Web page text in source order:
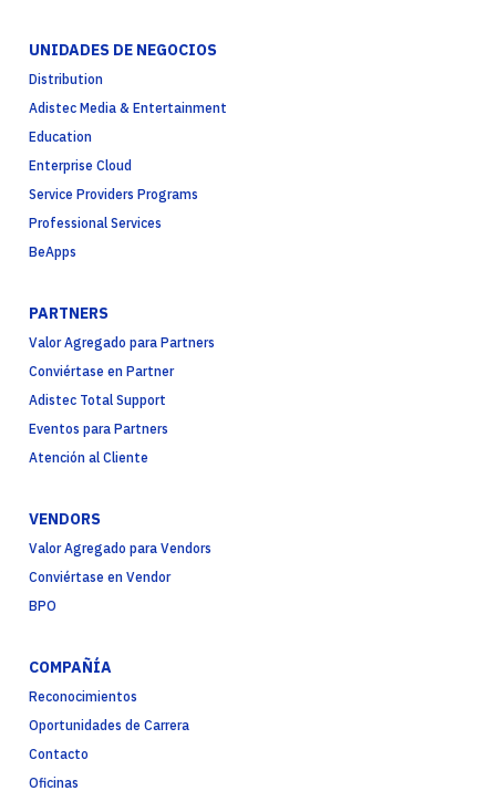
UNIDADES DE NEGOCIOS
Distribution
Adistec Media & Entertainment
Education
Enterprise Cloud
Service Providers Programs
Professional Services
BeApps
PARTNERS
Valor Agregado para Partners
Conviértase en Partner
Adistec Total Support
Eventos para Partners
Atención al Cliente
VENDORS
Valor Agregado para Vendors
Conviértase en Vendor
BPO
COMPAÑÍA
Reconocimientos
Oportunidades de Carrera
Contacto
Oficinas